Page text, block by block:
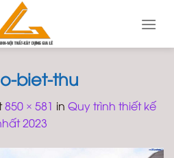
biet-thu
850 × 581 in Quy trình thiết kế
2023